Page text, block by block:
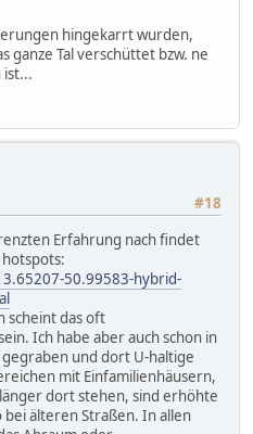
hingekarrt wurden,
ganze Tal verschüttet bzw. ne
ist...
#18
Erfahrung nach findet
50.99583-hybrid-
scheint das oft
Ich habe aber auch schon in
und dort U-haltige
mit Einfamilienhäusern,
dort stehen, sind erhöhte
älteren Straßen. In allen